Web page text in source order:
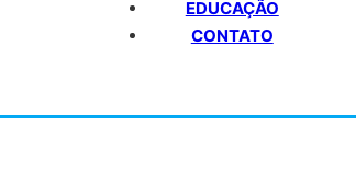
EDUCAÇÃO
CONTATO